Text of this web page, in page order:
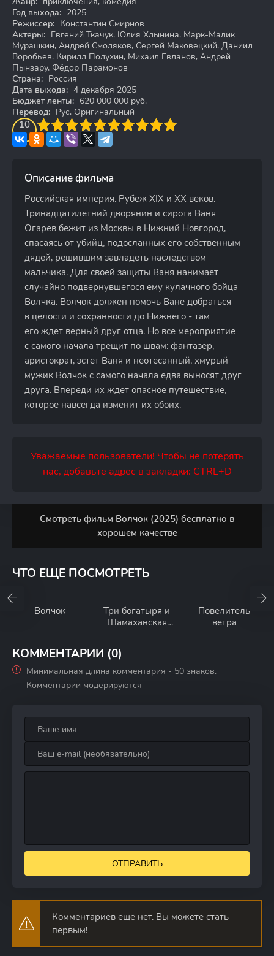
Год выхода: 2025
Режиссер: Константин Смирнов
Актеры: Евгений Ткачук, Юлия Хлынина, Марк-Малик
Мурашкин, Андрей Смоляков, Сергей Маковецкий, Даниил
Воробьев, Кирилл Полухин, Михаил Евланов, Андрей
Пынзару, Фёдор Парамонов
Страна: Россия
Дата выхода: 4 декабря 2025
Бюджет ленты: 620 000 000 руб.
Перевод: Рус. Оригинальный
10
4 5 6 7 8 9 10
Описание фильма
Российская империя. Рубеж XIX и XX веков.
Тринадцатилетний дворянин и сирота Ваня
Огарев бежит из Москвы в Нижний Новгород,
спасаясь от убийц, подосланных его собственным
дядей, решившим завладеть наследством
мальчика. Для своей защиты Ваня нанимает
случайно подвернувшегося ему кулачного бойца
Волчка. Волчок должен помочь Ване добраться
в целости и сохранности до Нижнего - там
его ждет верный друг отца. Но все мероприятие
с самого начала трещит по швам: фантазер,
аристократ, эстет Ваня и неотесанный, хмурый
мужик Волчок с самого начала едва выносят друг
друга. Впереди их ждет опасное путешествие,
которое навсегда изменит их обоих.
Уважаемые пользователи! Чтобы не потерять
нас, добавьте адрес в закладки: CTRL+D
Смотреть фильм Волчок (2025) бесплатно в
хорошем качестве
ЧТО ЕЩЕ ПОСМОТРЕТЬ
Волчок
Три богатыря и
Шамаханская
Повелитель
ветра
КОММЕНТАРИИ (0)
Минимальная длина комментария - 50 знаков.
Комментарии модерируются
ОТПРАВИТЬ
Комментариев еще нет. Вы можете стать
первым!